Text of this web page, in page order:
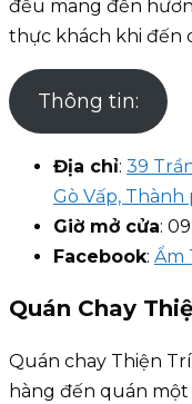
đều mang đến
thực khách khi đến
Thông tin:
Địa chỉ: 39
Gò Vấp, Thành
Giờ mở cửa:
Facebook: Ẩm
Quán Chay
Quán chay Thiện
hàng đến quán